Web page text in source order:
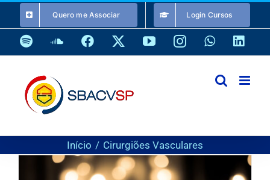
o
conteúdo
Quero me Associar Login Cursos
SpotifySoundCloud
Facebook YouTubeInstagramWhatsApp
Início Cirurgiões Vasculares